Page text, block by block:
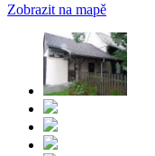
Zobrazit na mapě